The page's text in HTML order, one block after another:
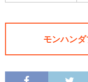
モンハン